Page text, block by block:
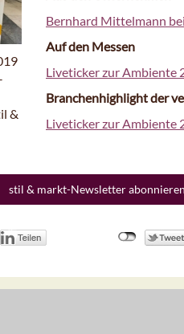
&
Bernhard Mittelmann
Auf den Messen
Liveticker zur Ambiente
Branchenhighlight der
Liveticker zur Ambiente
stil & markt-Newsletter